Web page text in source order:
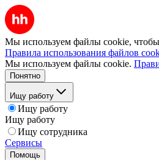
Мы используем файлы cookie, чтобы
Правила использования файлов
Мы используем файлы cookie.
Понятно
Ищу работу
Ищу работу
Ищу работу
Ищу сотрудника
Сервисы
Помощь